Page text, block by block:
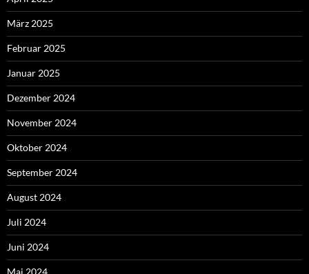
März 2025
Februar 2025
Januar 2025
Dezember 2024
November 2024
Oktober 2024
September 2024
August 2024
Juli 2024
Juni 2024